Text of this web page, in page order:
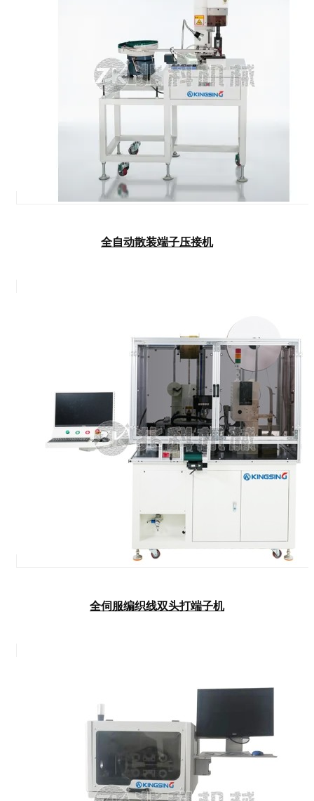
全自动散装端子压接机
全伺服编织线双头打端子机